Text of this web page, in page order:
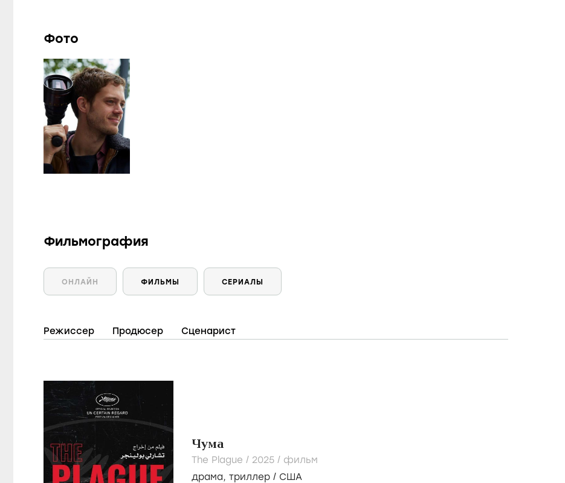
Фото
Фильмография
ОНЛАЙН ФИЛЬМЫ СЕРИАЛЫ
Режиссер Продюсер Сценарист
Чума
The Plague / 2025 / фильм
драма, триллер / США